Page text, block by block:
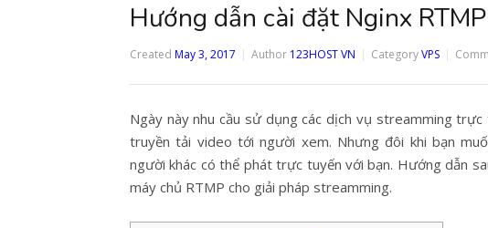
Hướng dẫn cài đặt Nginx
Created May 3, 2017 Author 123HOST VN CategoryVPS
Ngày này nhu cầu sử dụng các dịch vụ streamming
truyền tải video tới người xem. Nhưng đôi khi bạn
người khác có thể phát trực tuyến với bạn. Hướng dẫn
máy chủ RTMP cho giải pháp streamming.